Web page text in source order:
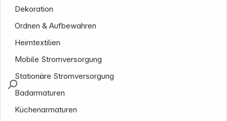
Dekoration
Ordnen & Aufbewahren
Heimtextilien
Mobile Stromversorgung
Stationäre Stromversorgung
Badarmaturen
Küchenarmaturen